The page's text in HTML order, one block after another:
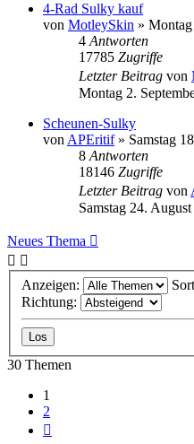
4-Rad Sulky kauf
von MotleySkin »
4 Antworten
17785 Zugriffe
Letzter Beitrag von
Montag 2.
Scheunen-Sulky
von APEritif» Samstag
8 Antworten
18146 Zugriffe
Letzter Beitrag von
Samstag 24.
Neues Thema
Anzeigen:
Richtung:
30 Themen
1
2